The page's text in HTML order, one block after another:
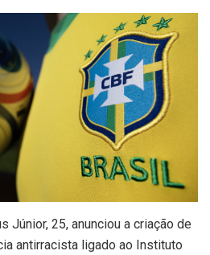
Júnior, 25, anunciou a criação de
antirracista ligado ao Instituto